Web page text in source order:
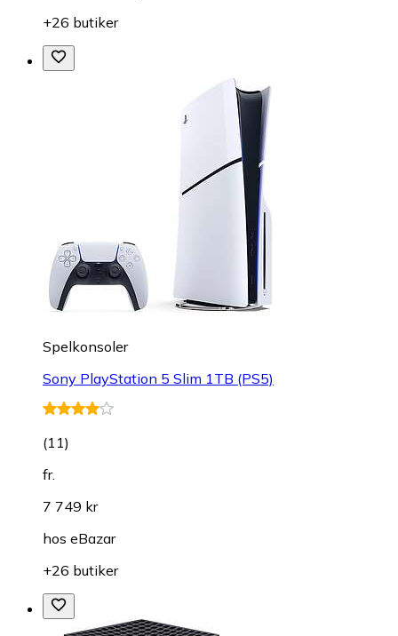
+26 butiker
Spelkonsoler
Sony PlayStation 5 Slim 1TB (PS5)
(11)
fr.
7 749 kr
hos eBazar
+26 butiker